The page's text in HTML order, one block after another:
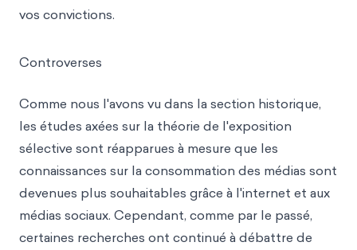
vos convictions.
Controverses
Comme nous l'avons vu dans la section historique,
les études axées sur la théorie de l'exposition
sélective sont réapparues à mesure que les
connaissances sur la consommation des médias sont
devenues plus souhaitables grâce à l'internet et aux
médias sociaux. Cependant, comme par le passé,
certaines recherches ont continué à débattre de